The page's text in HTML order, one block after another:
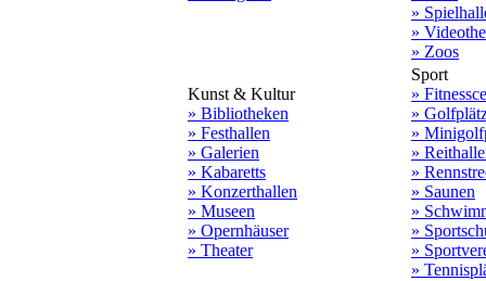
»
»
» Zoos
Kunst & Kultur
» Bibliotheken
» Festhallen
» Galerien
» Kabaretts
» Konzerthallen
» Museen
» Opernhäuser
» Theater
Sport
»
»
»
»
»
» Saunen
»
»
»
»